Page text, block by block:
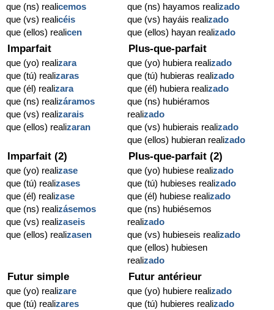
que (ns) realicemos
que (vs) realicéis
que (ellos) realicen
que (ns) hayamos realizado
que (vs) hayáis realizado
que (ellos) hayan realizado
Imparfait
que (yo) realizara
que (tú) realizaras
que (él) realizara
que (ns) realizáramos
que (vs) realizarais
que (ellos) realizaran
Plus-que-parfait
que (yo) hubiera realizado
que (tú) hubieras realizado
que (él) hubiera realizado
que (ns) hubiéramos
realizado
que (vs) hubierais realizado
que (ellos) hubieran realizado
Imparfait (2)
que (yo) realizase
que (tú) realizases
que (él) realizase
que (ns) realizásemos
que (vs) realizaseis
que (ellos) realizasen
Plus-que-parfait (2)
que (yo) hubiese realizado
que (tú) hubieses realizado
que (él) hubiese realizado
que (ns) hubiésemos
realizado
que (vs) hubieseis realizado
que (ellos) hubiesen
realizado
Futur simple
que (yo) realizare
que (tú) realizares
Futur antérieur
que (yo) hubiere realizado
que (tú) hubieres realizado